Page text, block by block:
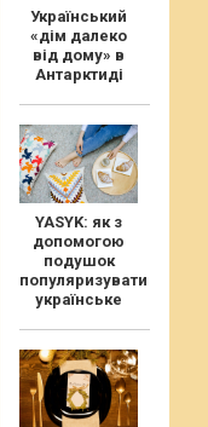
Український
«дім далеко
від дому» в
Антарктиді
YASYK: як з
допомогою
подушок
популяризувати
українське